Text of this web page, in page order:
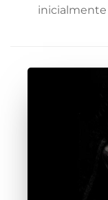
inicialmente